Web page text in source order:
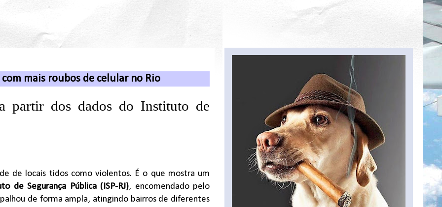
mais roubos de celular no Rio
partir dos dados do Instituto de
de locais tidos como violentos. É o que mostra um
de Segurança Pública (ISP-RJ), encomendado pelo
de forma ampla, atingindo bairros de diferentes